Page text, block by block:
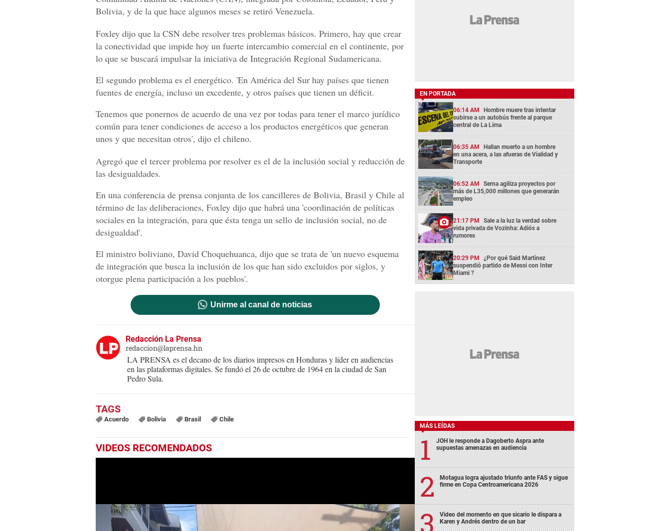
Bolivia, y de la que hace algunos meses se retiró Venezuela.
Foxley dijo que la CSN debe resolver tres problemas básicos. Primero, hay que crear
la conectividad que impide hoy un fuerte intercambio comercial en el continente, por
lo que se buscará impulsar la iniciativa de Integración Regional Sudamericana.
El segundo problema es el energético. 'En América del Sur hay países que tienen
fuentes de energía, incluso un excedente, y otros países que tienen un déficit.
Tenemos que ponernos de acuerdo de una vez por todas para tener el marco jurídico
común para tener condiciones de acceso a los productos energéticos que generan
unos y que necesitan otros', dijo el chileno.
Agregó que el tercer problema por resolver es el de la inclusión social y reducción de
las desigualdades.
En una conferencia de prensa conjunta de los cancilleres de Bolivia, Brasil y Chile al
término de las deliberaciones, Foxley dijo que habrá una 'coordinación de políticas
sociales en la integración, para que ésta tenga un sello de inclusión social, no de
desigualdad'.
El ministro boliviano, David Choquehuanca, dijo que se trata de 'un nuevo esquema
de integración que busca la inclusión de los que han sido excluidos por siglos, y
otorgue plena participación a los pueblos'.
Unirme al canal de noticias
Redacción La Prensa
redaccion@laprensa.hn
LA PRENSA es el decano de los diarios impresos en Honduras y líder en audiencias
en las plataformas digitales. Se fundó el 26 de octubre de 1964 en la ciudad de San
Pedro Sula.
Acuerdo Bolivia Brasil Chile
VIDEOS RECOMENDADOS
EN PORTADA
06:14 AM Hombre muere tras intentar
subirse a un autobús frente al parque
central de La Lima
06:35 AM Hallan muerto a un hombre
en una acera, a las afueras de Vialidad y
Transporte
06:52 AM Serna agiliza proyectos por
más de L35,000 millones que generarán
empleo
21:17 PM Sale a la luz la verdad sobre
vida privada de Vozinha: Adiós a
rumores
20:29 PM ¿Por qué Said Martínez
suspendió partido de Messi con Inter
Miami ?
MÁS LEÍDAS
JOH le responde a Dagoberto Aspra ante
supuestas amenazas en audiencia
Motagua logra ajustado triunfo ante FAS y sigue
firme en Copa Centroamericana 2026
Video del momento en que sicario le dispara a
Karen y Andrés dentro de un bar